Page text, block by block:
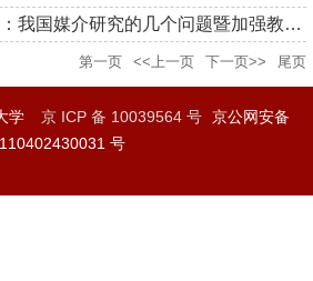
名家讲座系列报道之四：我国媒介研究的几个问题暨加强教学建设的...
第一页 <<上一页 下一页>> 尾页
学 京 ICP 备 10039564 号 京公网安备
110402430031 号